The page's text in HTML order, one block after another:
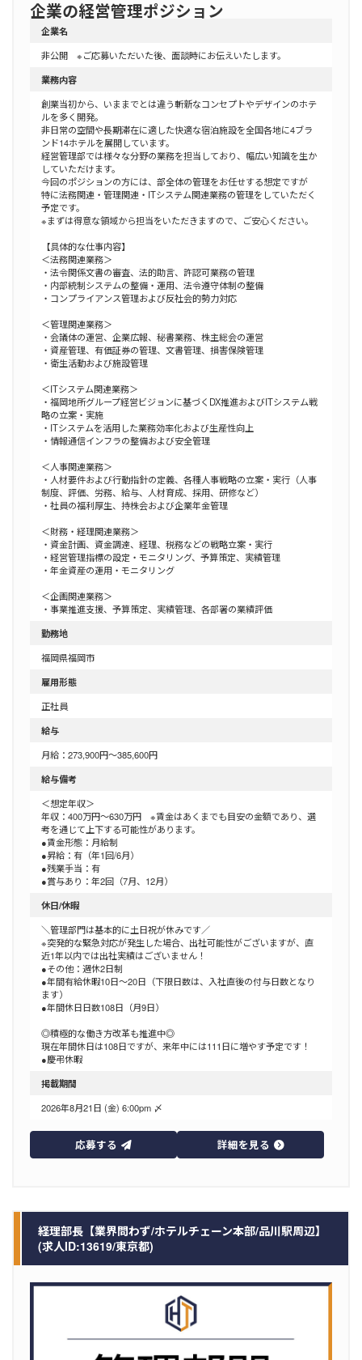
企業の経営管理ポジション
企業名
非公開 ※ご応募いただいた後、面談時にお伝えいたします。
業務内容
創業当初から、いままでとは違う斬新なコンセプトやデザインのホテ
ルを多く開発。
非日常の空間や長期滞在に適した快適な宿泊施設を全国各地に4ブラ
ンド14ホテルを展開しています。
経営管理部では様々な分野の業務を担当しており、幅広い知識を生か
していただけます。
今回のポジションの方には、部全体の管理をお任せする想定ですが
特に法務関連・管理関連・ITシステム関連業務の管理をしていただく
予定です。
※まずは得意な領域から担当をいただきますので、ご安心ください。
【具体的な仕事内容】
＜法務関連業務＞
・法令関係文書の審査、法的助言、許認可業務の管理
・内部統制システムの整備・運用、法令遵守体制の整備
・コンプライアンス管理および反社会的勢力対応
＜管理関連業務＞
・会議体の運営、企業広報、秘書業務、株主総会の運営
・資産管理、有価証券の管理、文書管理、損害保険管理
・衛生活動および施設管理
＜ITシステム関連業務＞
・福岡地所グループ経営ビジョンに基づくDX推進およびITシステム戦
略の立案・実施
・ITシステムを活用した業務効率化および生産性向上
・情報通信インフラの整備および安全管理
＜人事関連業務＞
・人材要件および行動指針の定義、各種人事戦略の立案・実行（人事
制度、評価、労務、給与、人材育成、採用、研修など）
・社員の福利厚生、持株会および企業年金管理
＜財務・経理関連業務＞
・資金計画、資金調達、経理、税務などの戦略立案・実行
・経営管理指標の設定・モニタリング、予算策定、実績管理
・年金資産の運用・モニタリング
＜企画関連業務＞
・事業推進支援、予算策定、実績管理、各部署の業績評価
勤務地
福岡県福岡市
雇用形態
正社員
給与
月給：273,900円～385,600円
給与備考
＜想定年収＞
年収：400万円～630万円 ※賃金はあくまでも目安の金額であり、選
考を通じて上下する可能性があります。
●賃金形態：月給制
●昇給：有（年1回/6月）
●残業手当：有
●賞与あり：年2回（7月、12月）
休日/休暇
＼管理部門は基本的に土日祝が休みです／
※突発的な緊急対応が発生した場合、出社可能性がございますが、直
近1年以内では出社実績はございません！
●その他：週休2日制
●年間有給休暇10日～20日（下限日数は、入社直後の付与日数となり
ます）
●年間休日日数108日（月9日）
◎積極的な働き方改革も推進中◎
現在年間休日は108日ですが、来年中には111日に増やす予定です！
●慶弔休暇
掲載期間
2026年8月21日 (金) 6:00pm 〆
応募する 詳細を見る
経理部長【業界問わず/ホテルチェーン本部/品川駅周辺】
(求人ID:13619/東京都)